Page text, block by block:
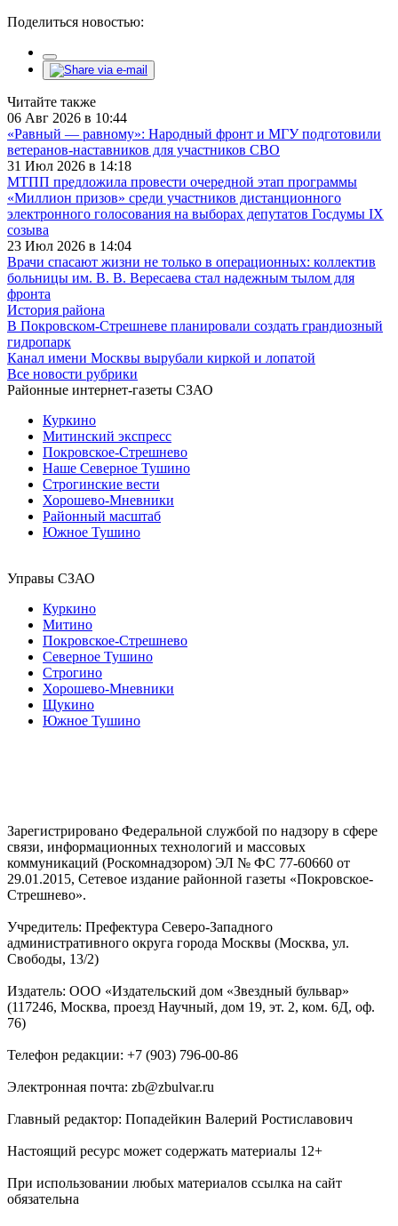
Поделиться новостью:
Читайте также
06 Авг 2026 в 10:44
«Равный — равному»: Народный фронт и МГУ подготовили
ветеранов-наставников для участников СВО
31 Июл 2026 в 14:18
МТПП предложила провести очередной этап программы
«Миллион призов» среди участников дистанционного
электронного голосования на выборах депутатов Госдумы IX
созыва
23 Июл 2026 в 14:04
Врачи спасают жизни не только в операционных: коллектив
больницы им. В. В. Вересаева стал надежным тылом для
фронта
История района
В Покровском-Стрешневе планировали создать грандиозный
гидропарк
Канал имени Москвы вырубали киркой и лопатой
Все новости рубрики
Районные интернет-газеты СЗАО
Куркино
Митинский экспресс
Покровское-Стрешнево
Наше Северное Тушино
Строгинские вести
Хорошево-Мневники
Районный масштаб
Южное Тушино
Управы СЗАО
Куркино
Митино
Покровское-Стрешнево
Северное Тушино
Строгино
Хорошево-Мневники
Щукино
Южное Тушино
Зарегистрировано Федеральной службой по надзору в сфере
связи, информационных технологий и массовых
коммуникаций (Роскомнадзором) ЭЛ № ФС 77-60660 от
29.01.2015, Сетевое издание районной газеты «Покровское-
Стрешнево».
Учредитель: Префектура Северо-Западного
административного округа города Москвы (Москва, ул.
Свободы, 13/2)
Издатель: ООО «Издательский дом «Звездный бульвар»
(117246, Москва, проезд Научный, дом 19, эт. 2, ком. 6Д, оф.
76)
Телефон редакции: +7 (903) 796-00-86
Электронная почта: zb@zbulvar.ru
Главный редактор: Попадейкин Валерий Ростиславович
Настоящий ресурс может содержать материалы 12+
При использовании любых материалов ссылка на сайт
обязательна